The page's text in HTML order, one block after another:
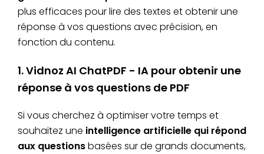
plus efficaces pour lire des textes et obtenir une
réponse à vos questions avec précision, en
fonction du contenu.
1. Vidnoz AI ChatPDF - IA pour obtenir une
réponse à vos questions de PDF
Si vous cherchez à optimiser votre temps et
souhaitez une intelligence artificielle qui répond
aux questionsbasées sur de grands documents,